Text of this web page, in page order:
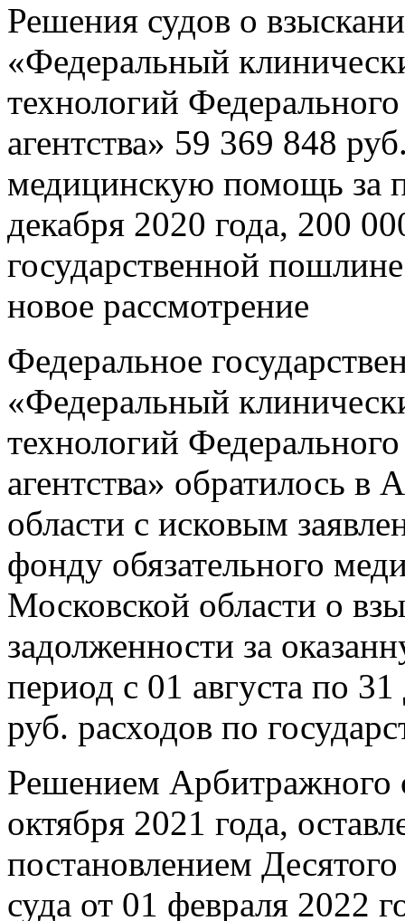
Решения судов о
«Федеральный
технологий
агентства» 59 369 848
медицинскую помощь за
декабря 2020 года, 200
государственной
новое рассмотрение
Федеральное
«Федеральный
технологий
агентства» обратилось
области с исковым
фонду обязательного
Московской области о
задолженности за
период с 01 августа по
руб. расходов по
Решением Арбитражного
октября 2021 года,
постановлением
суда от 01 февраля 2022